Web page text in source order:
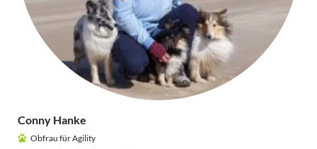
Conny Hanke
Obfrau für Agility